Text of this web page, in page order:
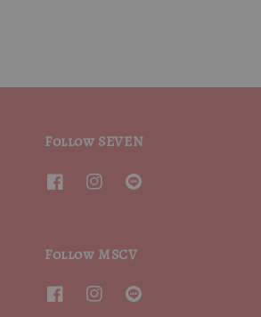
Follow SEVEN
Follow MSCV